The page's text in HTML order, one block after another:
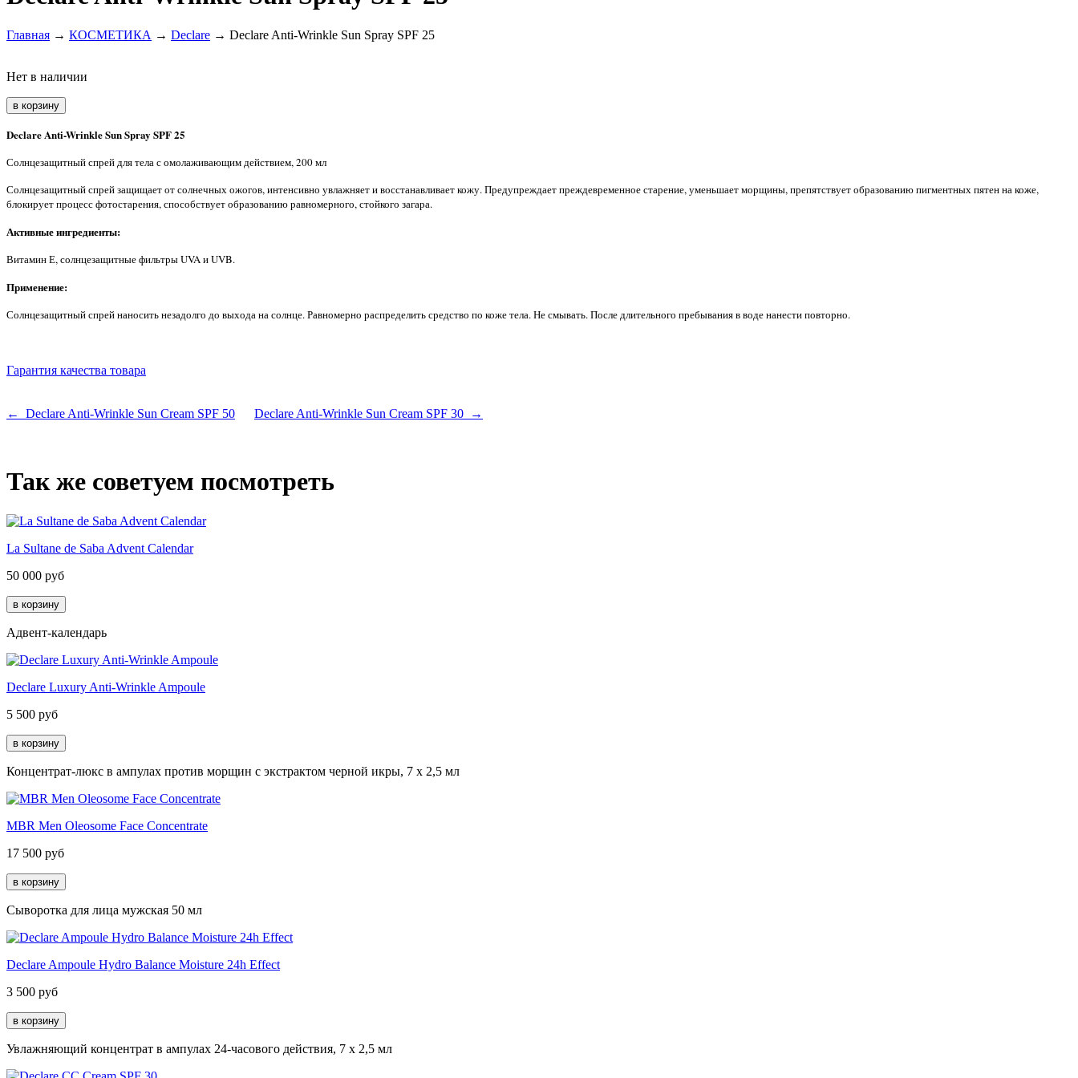
Главная → КОСМЕТИКА → Declare → Declare Anti-Wrinkle Sun Spray SPF 25
Нет в наличии
Declare Anti-Wrinkle Sun Spray SPF 25
Солнцезащитный спрей для тела с омолаживающим действием, 200 мл
Солнцезащитный спрей защищает от солнечных ожогов, интенсивно увлажняет и восстанавливает кожу. Предупреждает преждевременное старение, уменьшает морщины, препятствует образованию пигментных пятен на коже,
блокирует процесс фотостарения, способствует образованию равномерного, стойкого загара.
Активные ингредиенты:
Витамин Е, солнцезащитные фильтры UVA и UVB.
Применение:
Солнцезащитный спрей наносить незадолго до выхода на солнце. Равномерно распределить средство по коже тела. Не смывать. После длительного пребывания в воде нанести повторно.
Гарантия качества товара
← Declare Anti-Wrinkle Sun Cream SPF 50 Declare Anti-Wrinkle Sun Cream SPF 30 →
Так же советуем посмотреть
La Sultane de Saba Advent Calendar
50 000 руб
Адвент-календарь
Declare Luxury Anti-Wrinkle Ampoule
5 500 руб
Концентрат-люкс в ампулах против морщин с экстрактом черной икры, 7 х 2,5 мл
MBR Men Oleosome Face Concentrate
17 500 руб
Сыворотка для лица мужская 50 мл
Declare Ampoule Hydro Balance Moisture 24h Effect
3 500 руб
Увлажняющий концентрат в ампулах 24-часового действия, 7 х 2,5 мл